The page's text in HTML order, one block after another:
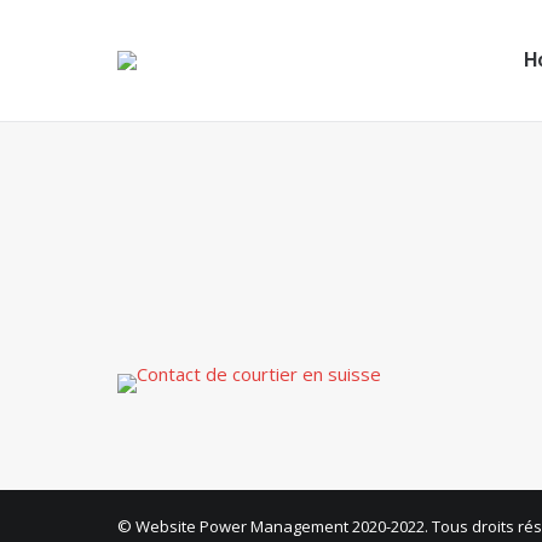
© Website Power Management 2020-2022. Tous droits